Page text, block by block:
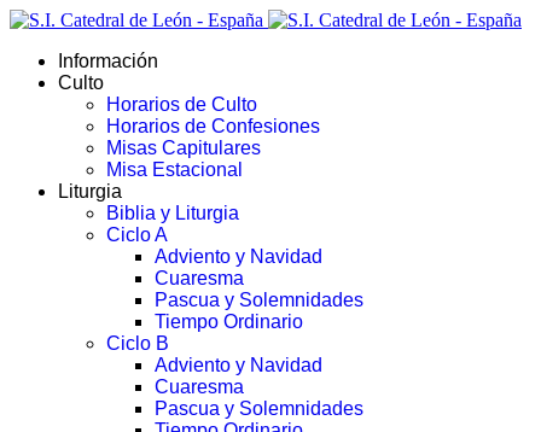
Información
Culto
Horarios de Culto
Horarios de Confesiones
Misas Capitulares
Misa Estacional
Liturgia
Biblia y Liturgia
Ciclo A
Adviento y Navidad
Cuaresma
Pascua y Solemnidades
Tiempo Ordinario
Ciclo B
Adviento y Navidad
Cuaresma
Pascua y Solemnidades